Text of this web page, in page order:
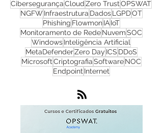
Cyber Security RansomwareProgress
FirewallRedesWhatsUp Gold Check Point
CibersegurançaCloudZero Trust
NGFWInfraestruturaDadosLGPDOT
PhishingFlowmon IAIoT
Monitoramento de RedeNuvemSOC
WindowsInteligência Artificial
MetaDefenderZero DayICS
EndpointInternet